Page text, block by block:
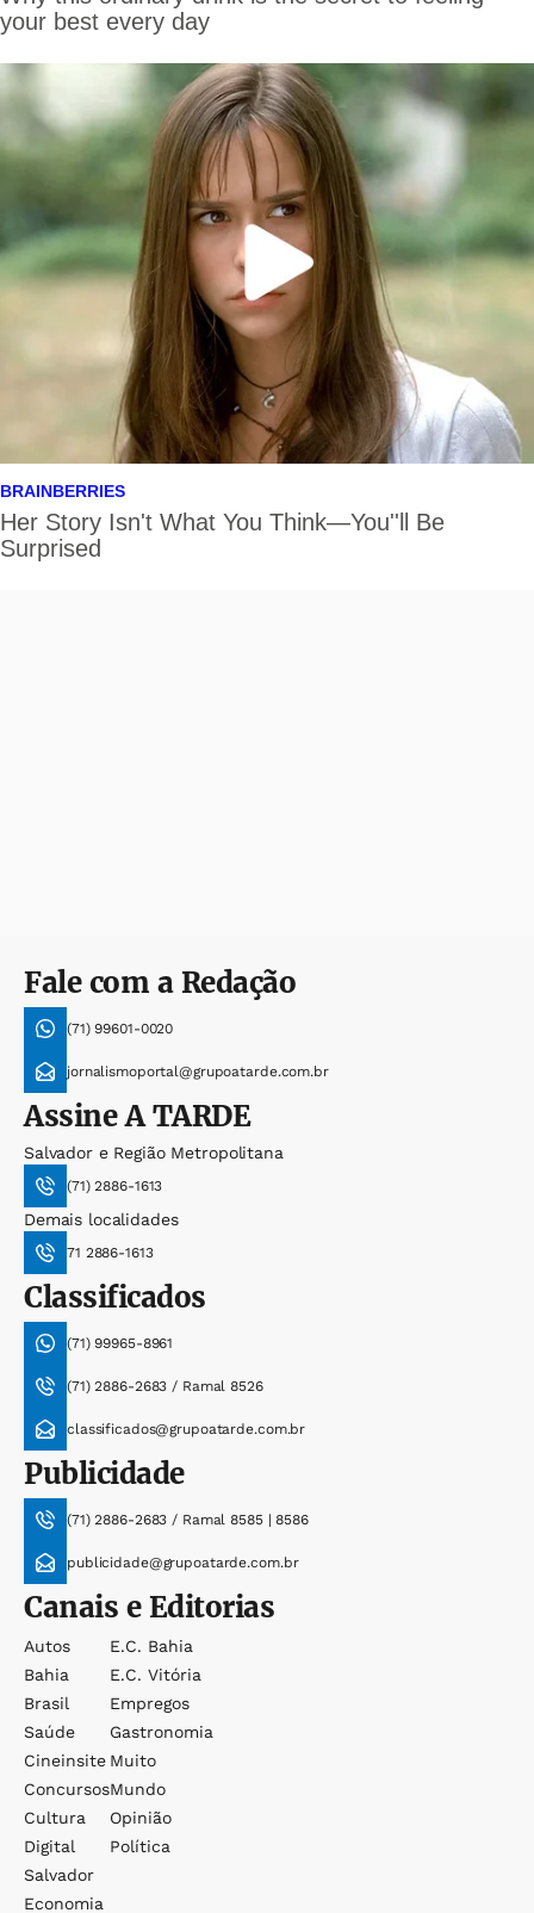
Fale com a Redação
(71) 99601-0020
jornalismoportal@grupoatarde.com.br
AssineA TARDE
Salvador e Região Metropolitana
(71) 2886-1613
Demais localidades
71 2886-1613
Classificados
(71) 99965-8961
(71) 2886-2683 / Ramal 8526
classificados@grupoatarde.com.br
Publicidade
(71) 2886-2683 / Ramal 8585 | 8586
publicidade@grupoatarde.com.br
Canais e Editorias
Autos
Bahia
Brasil
Saúde
Cineinsite
Concursos
Cultura
Digital
Salvador
Economia
E.c. Bahia
E.c. Vitória
Empregos
Gastronomia
Muito
Mundo
Opinião
Política